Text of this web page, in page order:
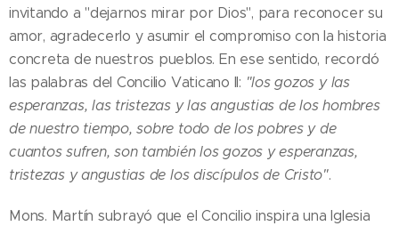
invitando a "dejarnos mirar por Dios", para reconocer su
amor, agradecerlo y asumir el compromiso con la historia
concreta de nuestros pueblos. En ese sentido, recordó
las palabras del Concilio Vaticano II: "los gozos y las
esperanzas, las tristezas y las angustias de los hombres
de nuestro tiempo, sobre todo de los pobres y de
cuantos sufren, son también los gozos y esperanzas,
tristezas y angustias de los discípulos de Cristo".
Mons. Martín subrayó que el Concilio inspira una Iglesia